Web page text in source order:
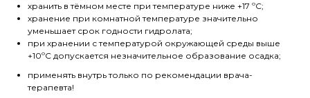
хранить в тёмном месте при температуре ниже +17 ºC;
хранение при комнатной температуре значительно
уменьшает срок годности гидролата;
при хранении с температурой окружающей среды выше
+10ºC допускается незначительное образование осадка;
применять внутрь только по рекомендации врача-
терапевта!